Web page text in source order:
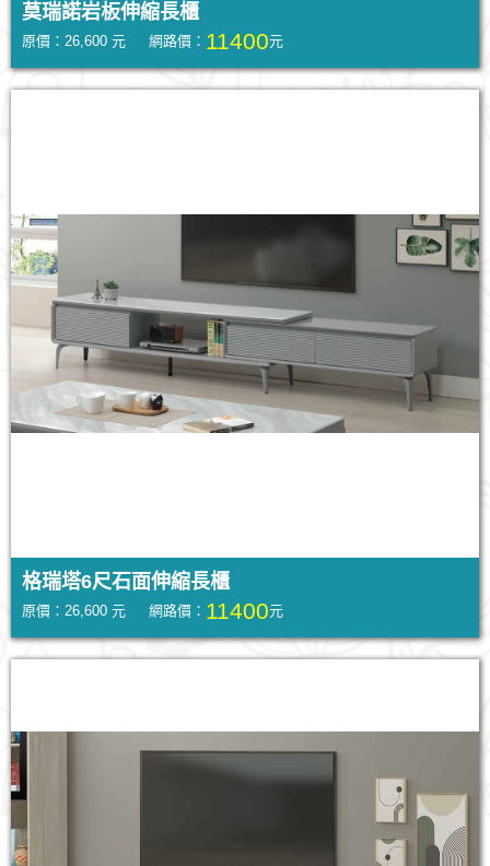
莫瑞諾岩板伸縮長櫃
原價：26,600 元 網路價： 11400元
格瑞塔6尺石面伸縮長櫃
原價：26,600 元 網路價： 11400元